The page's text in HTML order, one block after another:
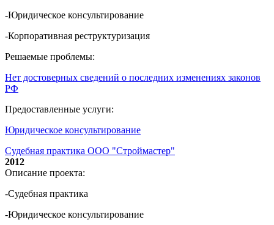
-Юридическое консультирование
-Корпоративная реструктуризация
Решаемые проблемы:
Нет достоверных сведений о последних изменениях законов
РФ
Предоставленные услуги:
Юридическое консультирование
Судебная практика ООО "Строймастер"
2012
Описание проекта:
-Судебная практика
-Юридическое консультирование